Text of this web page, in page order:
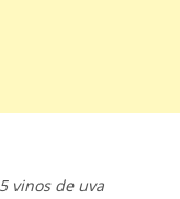
vinos de uva